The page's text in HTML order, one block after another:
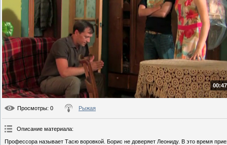
Просмотры: 0 Рыжая
Описание материала:
Профессора называет Тасю воровкой. Борис не доверяет Леониду. В это время